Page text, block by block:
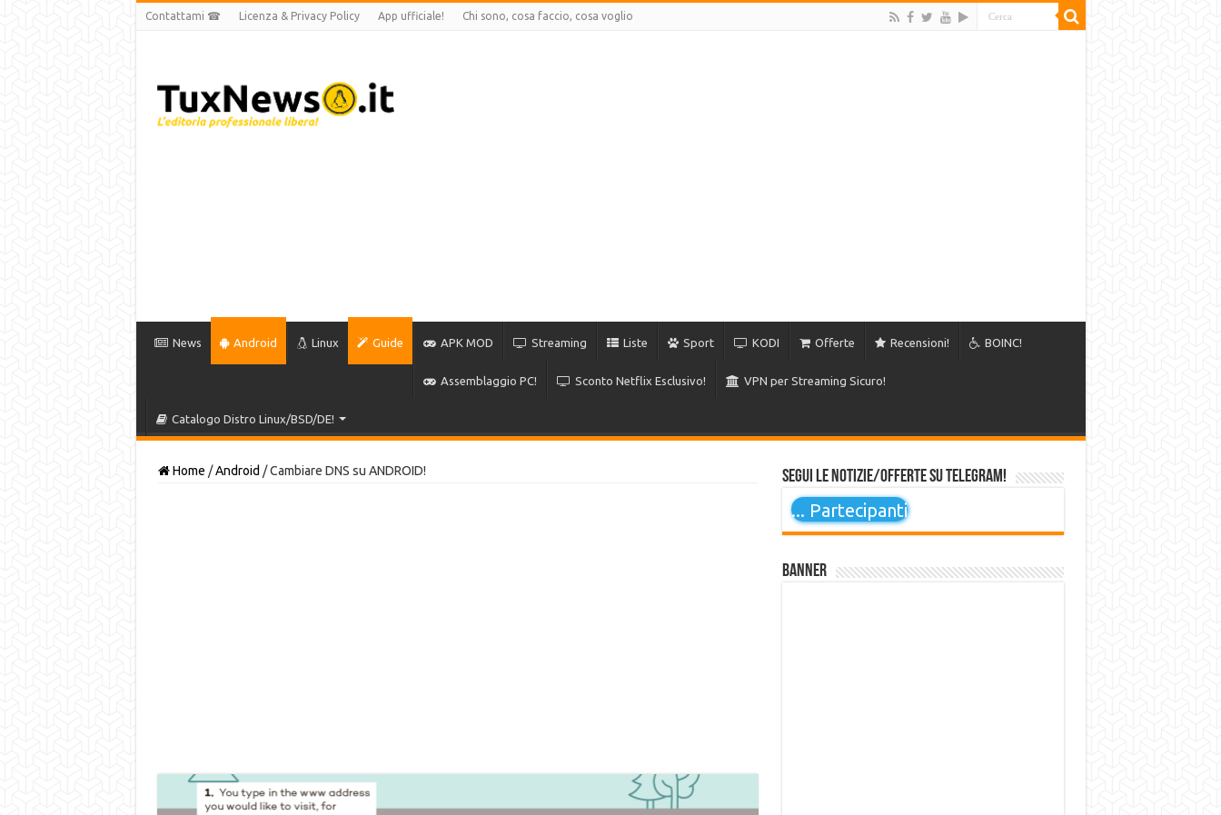
Contattami ☎ Licenza & Privacy Policy App ufficiale! Chi sono, cosa faccio, cosa voglio
News Android Linux Guide APK MOD Streaming Liste Sport KODI Offerte Recensioni! BOINC!
Assemblaggio PC! Sconto Netflix Esclusivo! VPN per Streaming Sicuro!
Catalogo Distro Linux/BSD/DE!
Home / Android / Cambiare DNS su ANDROID! Segui le notizie/offerte su Telegram!
... Partecipanti
Banner